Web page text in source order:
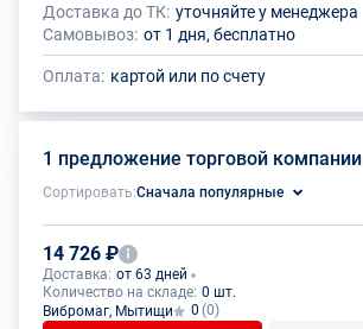
Доставка до ТК: уточняйте у менеджера
Самовывоз: от 1 дня, бесплатно
Оплата: картой или по счету
1 предложение торговой компании
Сортировать:Сначала популярные
14 726 ₽
Доставка: от 63 дней
Количество на складе: 0 шт.
Вибромаг, Мытищи
0 (0)